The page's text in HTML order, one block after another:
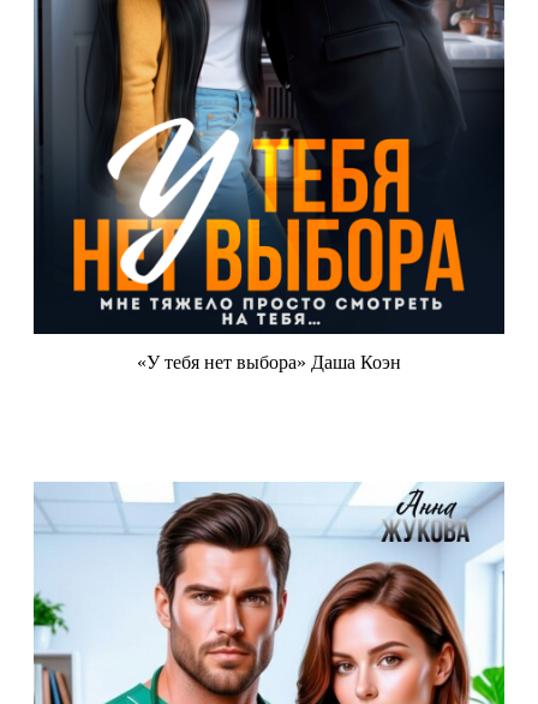
«У тебя нет выбора» Даша Коэн